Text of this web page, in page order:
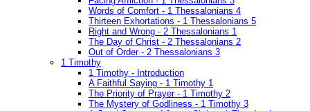
Words of Comfort - 1 Thessalonians 4
Thirteen Exhortations - 1 Thessalonians 5
Right and Wrong - 2 Thessalonians 1
The Day of Christ - 2 Thessalonians 2
Out of Order - 2 Thessalonians 3
1 Timothy
1 Timothy - Introduction
A Faithful Saying - 1 Timothy 1
The Priority of Prayer - 1 Timothy 2
The Mystery of Godliness - 1 Timothy 3